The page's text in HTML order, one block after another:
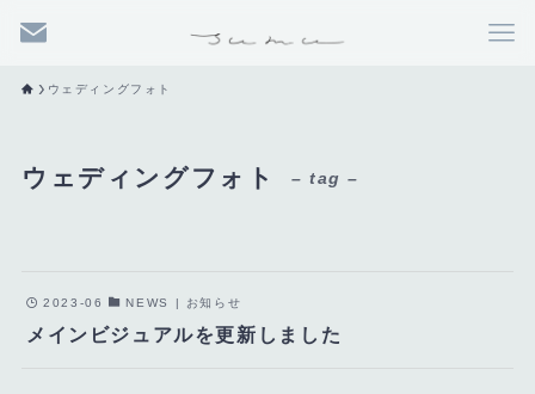
ウェディングフォト
ウェディングフォト – tag –
2023-06 NEWS | お知らせ
メインビジュアルを更新しました